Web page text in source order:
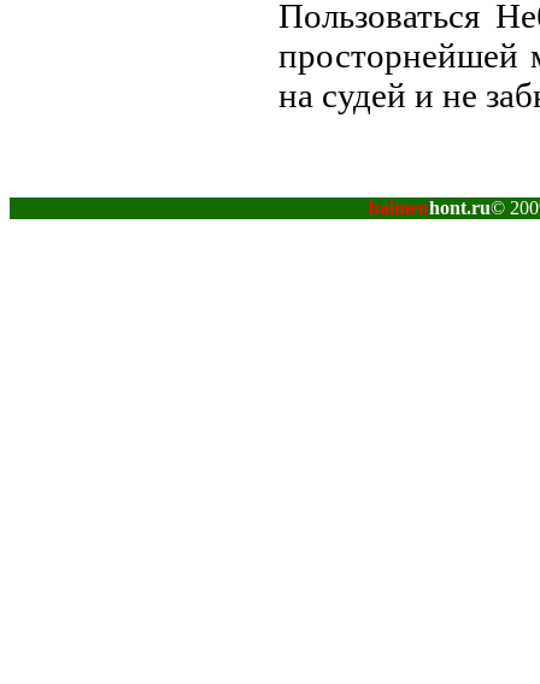
Пользоваться
просторнейшей
на судей и не
baimenhont.ru©